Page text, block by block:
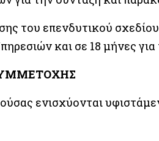
του επενδυτικού
και σε 18 μήνες
ενισχύονται